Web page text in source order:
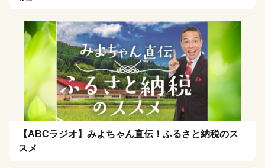
【ABCラジオ】みよちゃん直伝！ふるさと納税のス
スメ